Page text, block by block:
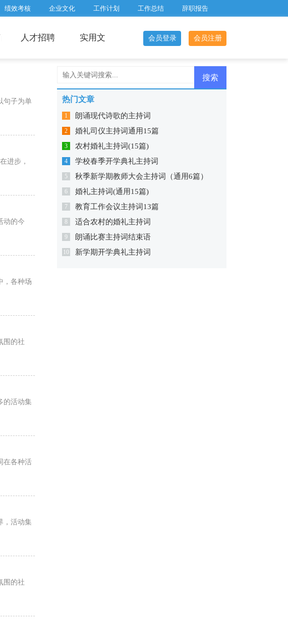
绩效考核 企业文化 工作计划 工作总结 辞职报告
人才招聘 实用文 会员登录 会员注册
句子为单
进步，
动的今
，各种场
围的社
的活动集
在各种活
，活动集
围的社
热门文章
1 朗诵现代诗歌的主持词
2 婚礼司仪主持词通用15篇
3 农村婚礼主持词(15篇)
4 学校春季开学典礼主持词
5 秋季新学期教师大会主持词（通用6篇）
6 婚礼主持词(通用15篇)
7 教育工作会议主持词13篇
8 适合农村的婚礼主持词
9 朗诵比赛主持词结束语
10 新学期开学典礼主持词